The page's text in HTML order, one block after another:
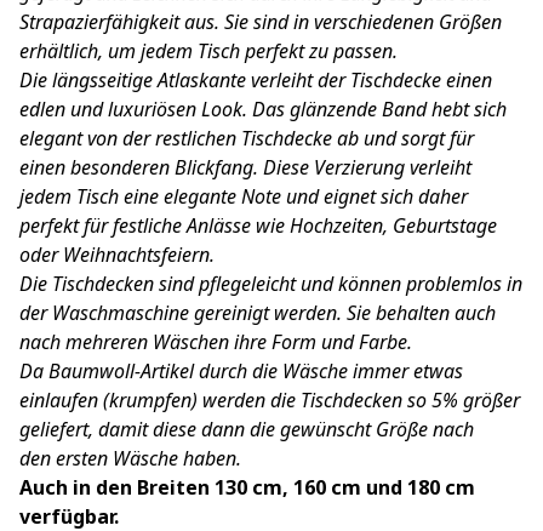
Strapazierfähigkeit aus. Sie sind in verschiedenen Größen
erhältlich, um jedem Tisch perfekt zu passen.
Die längsseitige Atlaskante verleiht der Tischdecke einen
edlen und luxuriösen Look. Das glänzende Band hebt sich
elegant von der restlichen Tischdecke ab und sorgt für
einen besonderen Blickfang. Diese Verzierung verleiht
jedem Tisch eine elegante Note und eignet sich daher
perfekt für festliche Anlässe wie Hochzeiten, Geburtstage
oder Weihnachtsfeiern.
Die Tischdecken sind pflegeleicht und können problemlos in
der Waschmaschine gereinigt werden. Sie behalten auch
nach mehreren Wäschen ihre Form und Farbe.
Da Baumwoll-Artikel durch die Wäsche immer etwas
einlaufen (krumpfen) werden die Tischdecken so 5% größer
geliefert, damit diese dann die gewünscht Größe nach
den ersten Wäsche haben.
Auch in den Breiten 130 cm, 160 cm und 180 cm
verfügbar.